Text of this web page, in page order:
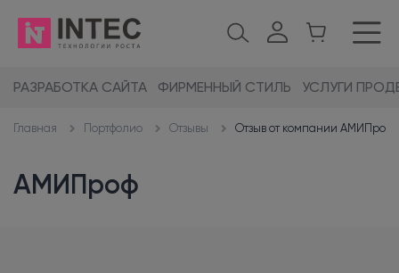
РАЗРАБОТКА САЙТА ФИРМЕННЫЙ СТИЛЬ УСЛУГИ
Главная Портфолио Отзывы Отзыв от компании АМИПроф
АМИПроф